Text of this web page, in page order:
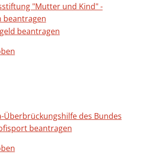
"Mutter und Kind" -
beantragen
beantragen
Überbrückungshilfe des Bundes
beantragen